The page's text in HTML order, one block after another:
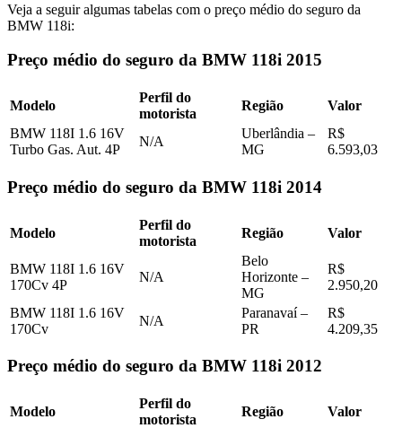
Veja a seguir algumas tabelas com o preço médio do seguro da
BMW 118i:
Preço médio do seguro da BMW 118i 2015
Modelo
Perfil do
motorista
Região
Valor
BMW 118I 1.6 16V
Turbo Gas. Aut. 4P
N/A
Uberlândia –
MG
R$
6.593,03
Preço médio do seguro da BMW 118i 2014
Modelo
Perfil do
motorista
Região Valor
BMW 118I 1.6 16V
170Cv 4P
N/A
Belo
Horizonte –
MG
R$
2.950,20
BMW 118I 1.6 16V
170Cv
N/A
Paranavaí –
PR
R$
4.209,35
Preço médio do seguro da BMW 118i 2012
Modelo
Perfil do
motorista
Região
Valor